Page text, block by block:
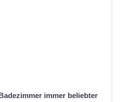
immer beliebter